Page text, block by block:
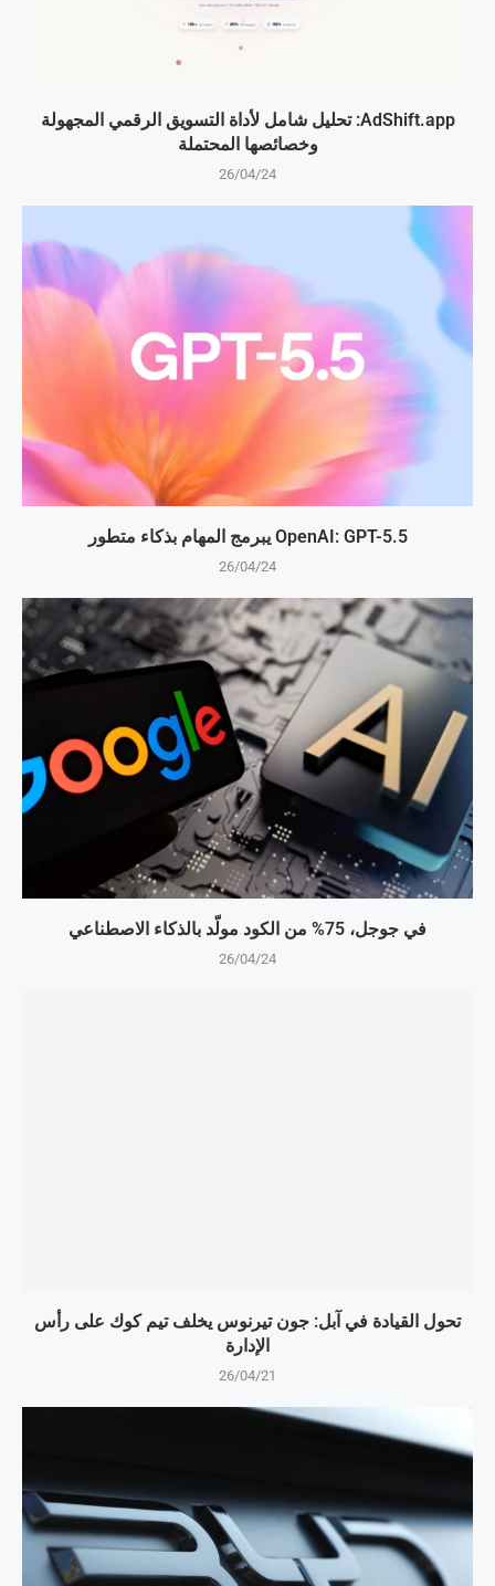
AdShift.app: تحليل شامل لأداة التسويق الرقمي المجهولة
وخصائصها المحتملة
26/04/24
OpenAI: GPT-5.5 يبرمج المهام بذكاء متطور
26/04/24
في جوجل، 75% من الكود مولّد بالذكاء الاصطناعي
26/04/24
تحول القيادة في آبل: جون تيرنوس يخلف تيم كوك على رأس
الإدارة
26/04/21